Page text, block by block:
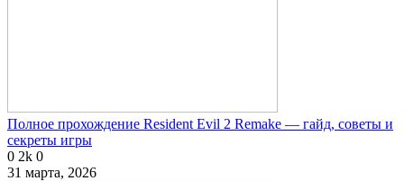
Полное прохождение Resident Evil 2 Remake — гайд, советы и
секреты игры
0 2k 0
31 марта, 2026